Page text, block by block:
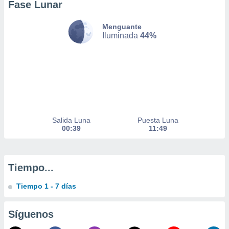
datos
o acceder
utilizar
Fase Lunar
Menguante
Iluminada 44%
Salida Luna
00:39
Puesta Luna
11:49
Tiempo...
Tiempo 1 - 7 días
Síguenos